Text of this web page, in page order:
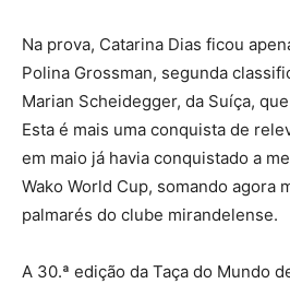
Na prova, Catarina Dias ficou
Polina Grossman, segunda
Marian Scheidegger, da Suíça,
Esta é mais uma conquista de
em maio já havia conquistado a
Wako World Cup, somando agora
palmarés do clube mirandelense.
A 30.ª edição da Taça do Mundo